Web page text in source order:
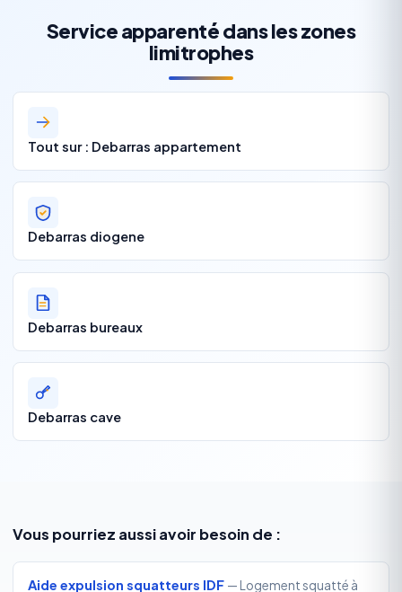
Service apparenté dans les zones
limitrophes
Tout sur : Debarras appartement
Debarras diogene
Debarras bureaux
Debarras cave
Vous pourriez aussi avoir besoin de :
Aide expulsion squatteurs IDF — Logement squatté à